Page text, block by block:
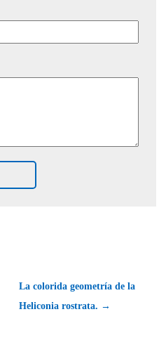
La colorida geometría de la
Heliconia rostrata. →